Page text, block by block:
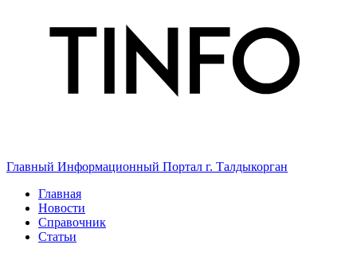
Главный Информационный Портал г. Талдыкорган
Главная
Новости
Справочник
Статьи